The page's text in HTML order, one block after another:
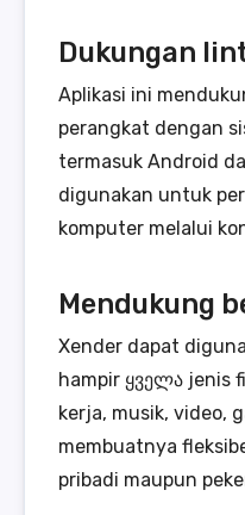
Dukungan
Aplikasi ini
perangkat dengan
termasuk Android
digunakan untuk
komputer melalui
Mendukung
Xender dapat
hampir ყველა jenis
kerja, musik, video,
membuatnya
pribadi maupun